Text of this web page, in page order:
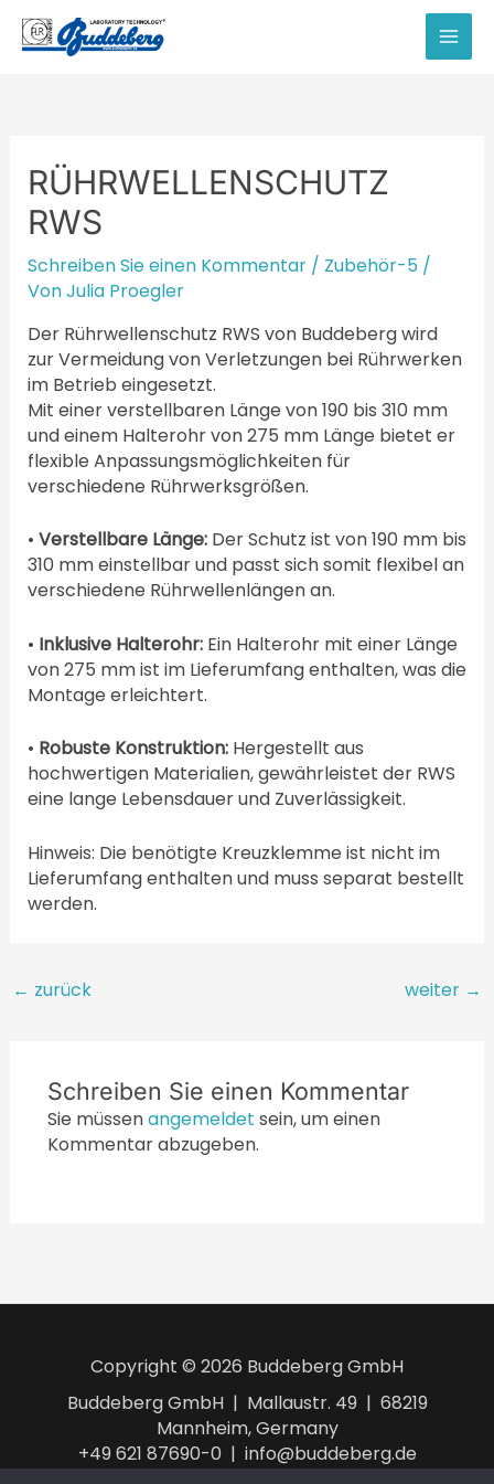
Zum
Inhalt
springen
RÜHRWELLENSCHUTZ
RWS
Schreiben Sie einen Kommentar / Zubehör-5 /
VonJulia Proegler
Der Rührwellenschutz RWS von Buddeberg wird
zur Vermeidung von Verletzungen bei Rührwerken
im Betrieb eingesetzt.
Mit einer verstellbaren Länge von 190 bis 310 mm
und einem Halterohr von 275 mm Länge bietet er
flexible Anpassungsmöglichkeiten für
verschiedene Rührwerksgrößen.
• Verstellbare Länge: Der Schutz ist von 190 mm bis
310 mm einstellbar und passt sich somit flexibel an
verschiedene Rührwellenlängen an.
• Inklusive Halterohr: Ein Halterohr mit einer Länge
von 275 mm ist im Lieferumfang enthalten, was die
Montage erleichtert.
• Robuste Konstruktion: Hergestellt aus
hochwertigen Materialien, gewährleistet der RWS
eine lange Lebensdauer und Zuverlässigkeit.
Hinweis: Die benötigte Kreuzklemme ist nicht im
Lieferumfang enthalten und muss separat bestellt
werden.
Beitragsnavigation
← zurück weiter →
Schreiben Sie einen Kommentar
Sie müssenangemeldet sein, um einen
Kommentar abzugeben.
Copyright © 2026 Buddeberg GmbH
Buddeberg GmbH | Mallaustr. 49 | 68219
Mannheim, Germany
+49 621 87690-0 | info@buddeberg.de